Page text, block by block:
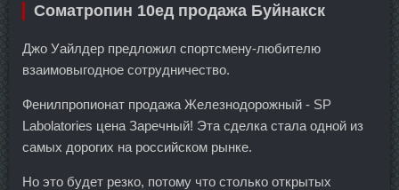
Cоматропин 10ед продажа Буйнакск
Джо Уайлдер предложил спортсмену-любителю
взаимовыгодное сотрудничество.
Фенилпропионат продажа Железнодорожный - SP
Labolatories цена Заречный! Эта сделка стала одной из
самых дорогих на российском рынке.
Но это будет резко, потому что столько открытых